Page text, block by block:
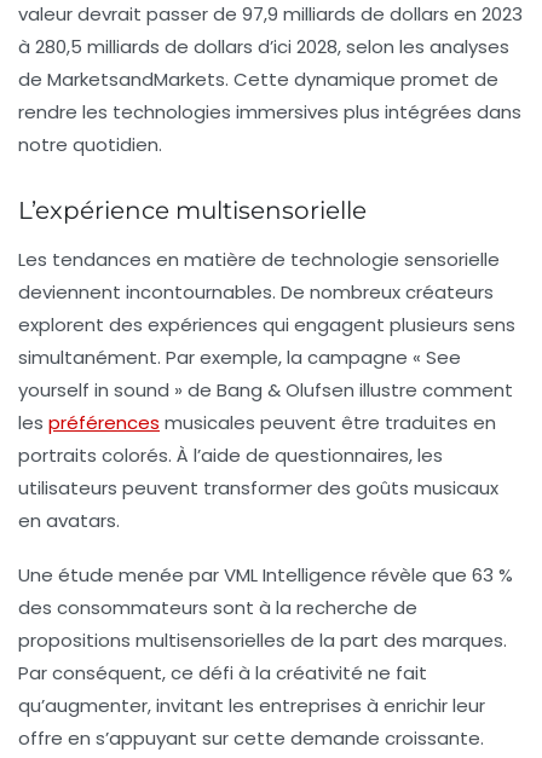
valeur devrait passer de 97,9 milliards de dollars en 2023
à 280,5 milliards de dollars d’ici 2028, selon les analyses
de MarketsandMarkets. Cette dynamique promet de
rendre les technologies immersives plus intégrées dans
notre quotidien.
L’expérience multisensorielle
Les tendances en matière de technologie sensorielle
deviennent incontournables. De nombreux créateurs
explorent des expériences qui engagent plusieurs sens
simultanément. Par exemple, la campagne « See
yourself in sound » de Bang & Olufsen illustre comment
les préférences musicales peuvent être traduites en
portraits colorés. À l’aide de questionnaires, les
utilisateurs peuvent transformer des goûts musicaux
en avatars.
Une étude menée par VML Intelligence révèle que 63 %
des consommateurs sont à la recherche de
propositions multisensorielles de la part des marques.
Par conséquent, ce défi à la créativité ne fait
qu’augmenter, invitant les entreprises à enrichir leur
offre en s’appuyant sur cette demande croissante.